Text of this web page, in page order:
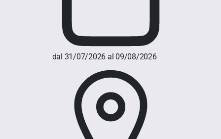
dal 31/07/2026 al 09/08/2026